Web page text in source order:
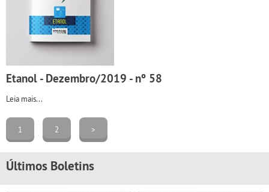
Etanol - Dezembro/2019 - nº 58
Leia mais...
1 2 >
Últimos Boletins